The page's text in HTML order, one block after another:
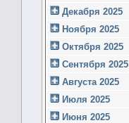
Декабря 2025
Ноября 2025
Октября 2025
Сентября 2025
Августа 2025
Июля 2025
Июня 2025